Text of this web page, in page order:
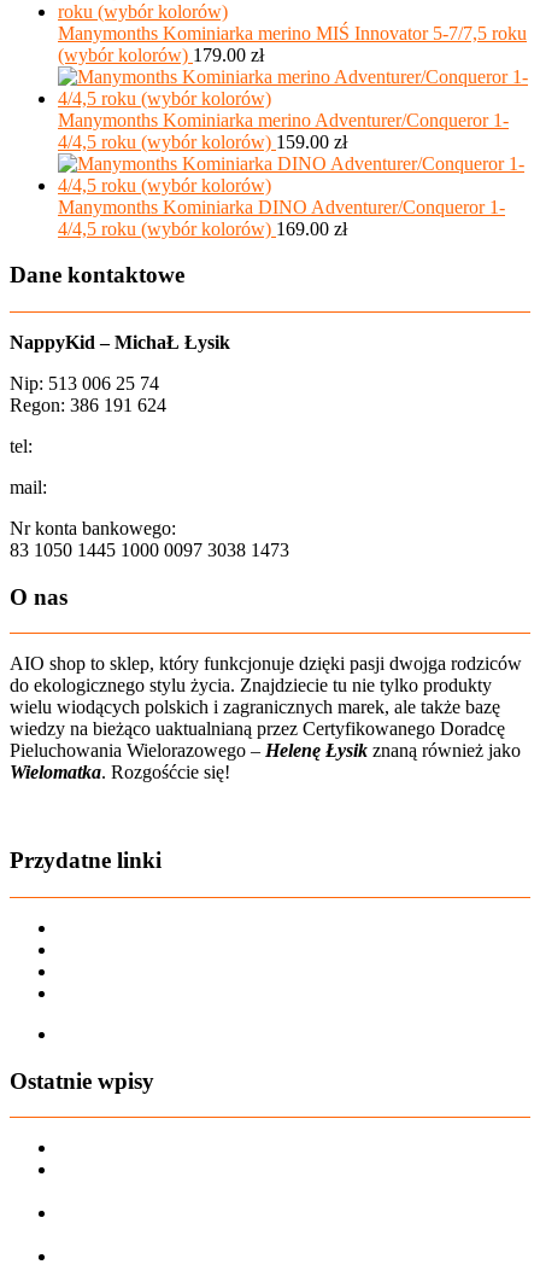
Manymonths Kominiarka merino MIŚ Innovator 5-7/7,5 roku
(wybór kolorów) 179.00 zł
Manymonths Kominiarka merino Adventurer/Conqueror 1-
4/4,5 roku (wybór kolorów) 159.00 zł
Manymonths Kominiarka DINO Adventurer/Conqueror 1-
4/4,5 roku (wybór kolorów) 169.00 zł
Dane kontaktowe
NappyKid – MichaŁ Łysik
Nip: 513 006 25 74
Regon: 386 191 624
tel:
mail:
Nr konta bankowego:
83 1050 1445 1000 0097 3038 1473
O nas
AIO shop to sklep, który funkcjonuje dzięki pasji dwojga rodziców
do ekologicznego stylu życia. Znajdziecie tu nie tylko produkty
wielu wiodących polskich i zagranicznych marek, ale także bazę
wiedzy na bieżąco uaktualnianą przez Certyfikowanego Doradcę
Pieluchowania Wielorazowego – Helenę Łysik znaną również jako
Wielomatka. Rozgośćcie się!
Przydatne linki
Ostatnie wpisy